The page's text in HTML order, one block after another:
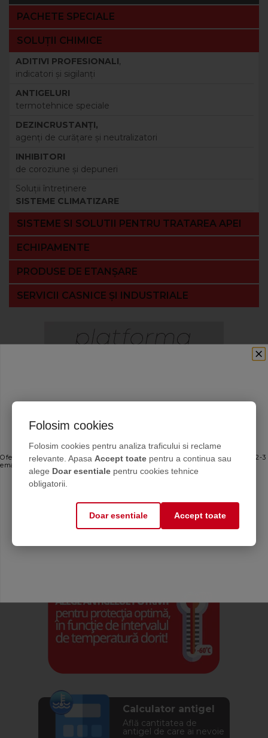
PACHETE SPECIALE
SOLUȚII CHIMICE
ADITIVI PROFESIONALI,
indicatori şi sigilanţi
ANTIGELURI
termotehnice speciale
DEZINCRUSTANŢI,
agenţi de curăţare şi neutralizatori
INHIBITORI
de coroziune şi depuneri
Soluţii întreţinere
SISTEME CLIMATIZARE
SISTEME SI SOLUTII PENTRU TRATAREA APEI
ECHIPAMENTE
PRODUSE DE ETANȘARE
SERVICII CASNICE ȘI INDUSTRIALE
Calculator antigel
Află cantitatea de
antigel de care ai nevoie
Folosim cookies
Folosim cookies pentru analiza traficului si reclame
relevante. Apasa Accept toate pentru a continua sau
alege Doar esentiale pentru cookies tehnice
obligatorii.
Doar esentiale Accept toate
Ofertele bune, direct în inbox
Oferte personalizate și sfaturi de întreținere direct de la producător. Maximum 2-3
emailuri pe lună — fără spam.
Mă abonez